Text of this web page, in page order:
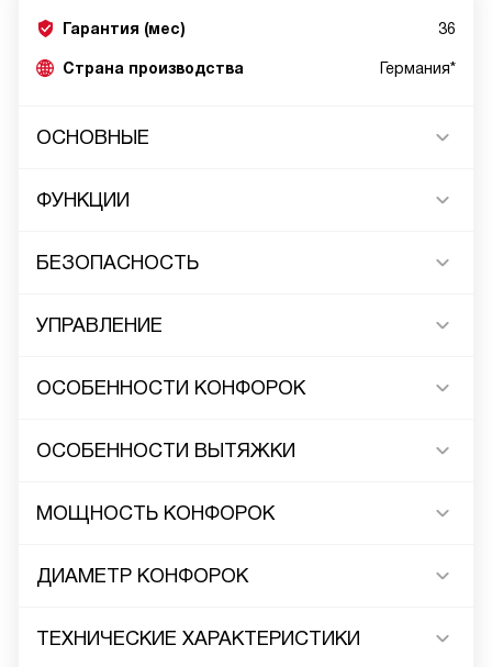
Гарантия (мес) 36
Страна производства Германия*
ОСНОВНЫЕ
ФУНКЦИИ
БЕЗОПАСНОСТЬ
УПРАВЛЕНИЕ
ОСОБЕННОСТИ КОНФОРОК
ОСОБЕННОСТИ ВЫТЯЖКИ
МОЩНОСТЬ КОНФОРОК
ДИАМЕТР КОНФОРОК
ТЕХНИЧЕСКИЕ ХАРАКТЕРИСТИКИ